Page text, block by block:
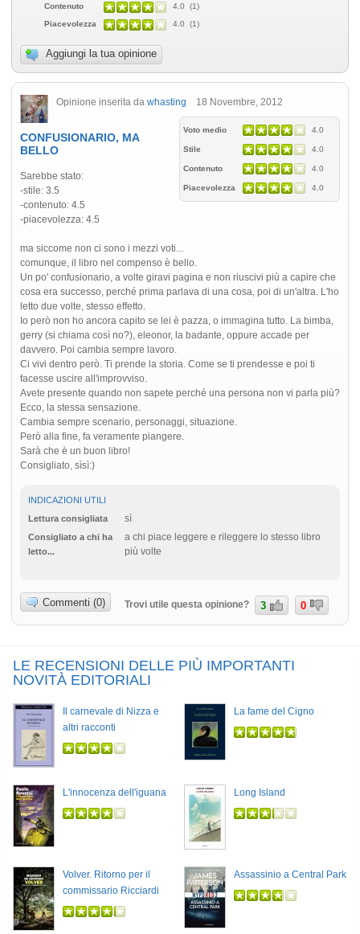
Contenuto
4.0 (1)
Piacevolezza
4.0 (1)
Aggiungi la tua opinione
Opinione inserita da whasting 18 Novembre, 2012
Voto medio 4.0
Stile 4.0
Contenuto 4.0
Piacevolezza 4.0
CONFUSIONARIO, MA
BELLO
Sarebbe stato:
-stile: 3.5
-contenuto: 4.5
-piacevolezza: 4.5
ma siccome non ci sono i mezzi voti...
comunque, il libro nel compenso è bello.
Un po' confusionario, a volte giravi pagina e non riuscivi più a capire che
cosa era successo, perché prima parlava di una cosa, poi di un'altra. L'ho
letto due volte, stesso effetto.
Io però non ho ancora capito se lei è pazza, o immagina tutto. La bimba,
gerry (si chiama così no?), eleonor, la badante, oppure accade per
davvero. Poi cambia sempre lavoro.
Ci vivi dentro però. Ti prende la storia. Come se ti prendesse e poi ti
facesse uscire all'improvviso.
Avete presente quando non sapete perché una persona non vi parla più?
Ecco, la stessa sensazione.
Cambia sempre scenario, personaggi, situazione.
Però alla fine, fa veramente piangere.
Sarà che è un buon libro!
Consigliato, sìsì:)
INDICAZIONI UTILI
Lettura consigliata
sì
Consigliato a chi ha
letto...
a chi piace leggere e rileggere lo stesso libro
più volte
Commenti (0) Trovi utile questa opinione? 3 0
LE RECENSIONI DELLE PIÙ IMPORTANTI
NOVITÀ EDITORIALI
Il carnevale di Nizza e
altri racconti
La fame del Cigno
L'innocenza dell'iguana Long Island
Volver. Ritorno per il
commissario Ricciardi
Assassinio a Central Park